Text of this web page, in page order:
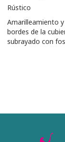
Rústico
Amarilleamiento
bordes de la
subrayado con